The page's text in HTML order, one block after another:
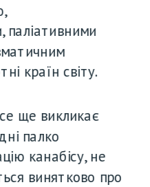
країн світу.
ще викликає
палко
канабісу, не
винятково про